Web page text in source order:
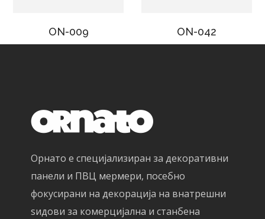
ON-009 ON-042
Орнато е специјализиран за декоративни
панели и ПВЦ мермери, посебно
фокусирани на декорација на внатрешни
ѕидови за комерцијална и станбена